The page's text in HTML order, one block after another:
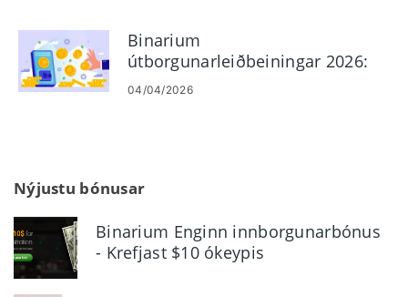
Binarium
útborgunarleiðbeiningar 2026:
Hvernig á að taka út fé á
öruggan hátt
04/04/2026
Nýjustu bónusar
Binarium Enginn innborgunarbónus
- Krefjast $10 ókeypis